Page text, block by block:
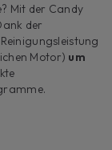
Mit der Candy
der
Motor) um